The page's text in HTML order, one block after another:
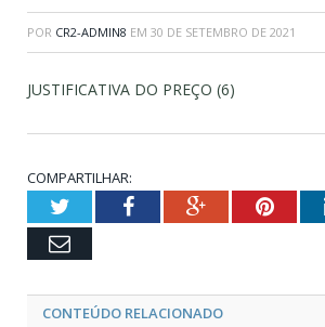
POR CR2-ADMIN8 EM 30 DE SETEMBRO DE 2021
JUSTIFICATIVA DO PREÇO (6)
COMPARTILHAR:
TwitterFacebookGoogle+
Email
CONTEÚDO RELACIONADO